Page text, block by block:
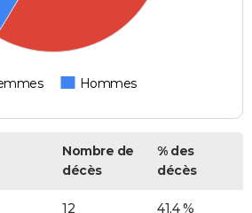
Hommes
Nombre de
décès
% des
décès
12 41,4 %